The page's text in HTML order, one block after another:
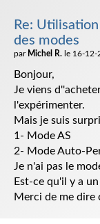
Re:
des modes
par Michel R. le 16-12-
Bonjour,
Je viens
l'expérimenter.
Mais je suis
1- Mode AS
2- Mode Auto-
Je n'ai pas le
Est-ce qu'il y a
Merci de me dire